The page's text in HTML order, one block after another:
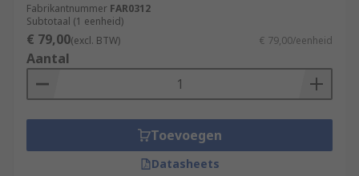
Fabrikantnummer FAR0312
Subtotaal (1 eenheid)
€ 79,00(excl. BTW) € 79,00/eenheid
Aantal
Toevoegen
Datasheets